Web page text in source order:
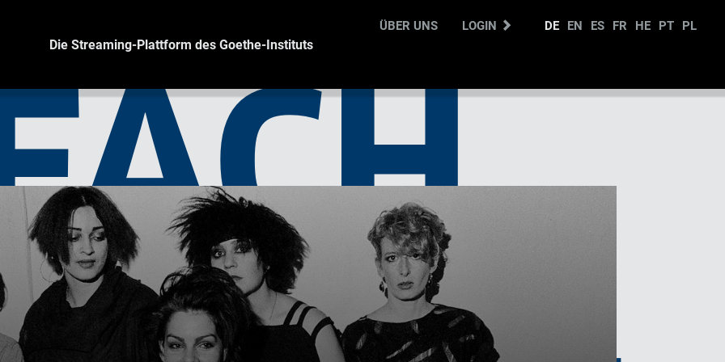
ÜBER UNS LOGIN DE EN ES FR HE PT PL
Die Streaming-Plattform des Goethe-Instituts